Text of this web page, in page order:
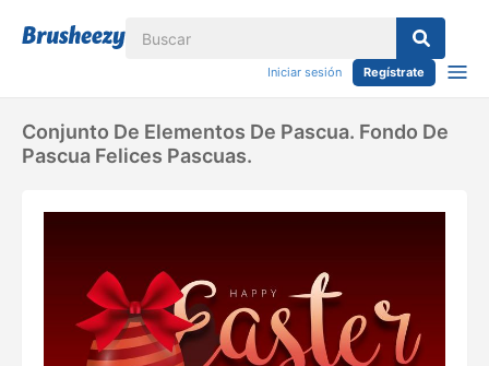
Iniciar sesión Regístrate
Conjunto De Elementos De Pascua. Fondo De
Pascua Felices Pascuas.